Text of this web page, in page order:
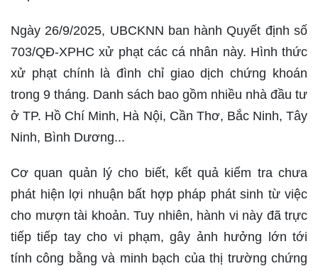
Ngày 26/9/2025, UBCKNN ban hành Quyết định số
703/QĐ-XPHC xử phạt các cá nhân này. Hình thức
xử phạt chính là đình chỉ giao dịch chứng khoán
trong 9 tháng. Danh sách bao gồm nhiều nhà đầu tư
ở TP. Hồ Chí Minh, Hà Nội, Cần Thơ, Bắc Ninh, Tây
Ninh, Bình Dương...
Cơ quan quản lý cho biết, kết quả kiểm tra chưa
phát hiện lợi nhuận bất hợp pháp phát sinh từ việc
cho mượn tài khoản. Tuy nhiên, hành vi này đã trực
tiếp tiếp tay cho vi phạm, gây ảnh hưởng lớn tới
tính công bằng và minh bạch của thị trường chứng